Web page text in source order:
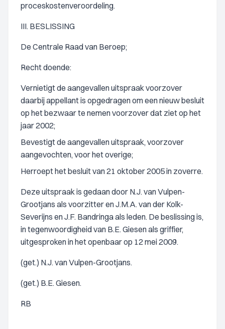
proceskostenveroordeling.
III. BESLISSING
De Centrale Raad van Beroep;
Recht doende:
Vernietigt de aangevallen uitspraak voorzover
daarbij appellant is opgedragen om een nieuw besluit
op het bezwaar te nemen voorzover dat ziet op het
jaar 2002;
Bevestigt de aangevallen uitspraak, voorzover
aangevochten, voor het overige;
Herroept het besluit van 21 oktober 2005 in zoverre.
Deze uitspraak is gedaan door N.J. van Vulpen-
Grootjans als voorzitter en J.M.A. van der Kolk-
Severijns en J.F. Bandringa als leden. De beslissing is,
in tegenwoordigheid van B.E. Giesen als griffier,
uitgesproken in het openbaar op 12 mei 2009.
(get.) N.J. van Vulpen-Grootjans.
(get.) B.E. Giesen.
RB